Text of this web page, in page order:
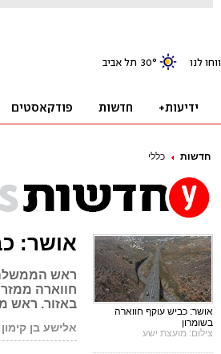
חדשות כללי
אושר:
ראש
חווארה
באזור. ראש
אלישע בן
אושר: כביש עוקף חווארה
בשומרון
צילום: מועצת ישע